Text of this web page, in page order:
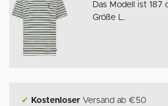
Das Modell ist 187
Größe L.
✔ Kostenloser Versand ab €50